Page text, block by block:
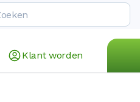
Klant worden